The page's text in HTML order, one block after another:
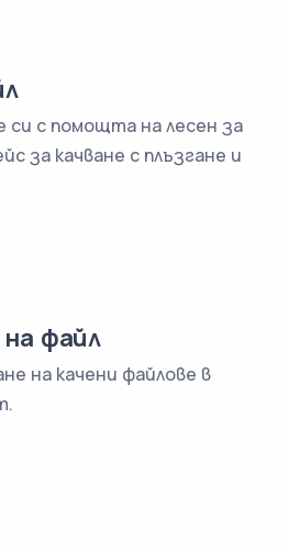
си с помощта на лесен за
за качване с плъзгане и
файл
на качени файлове в